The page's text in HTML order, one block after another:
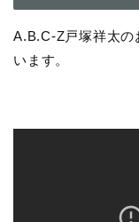
A.B.C-Z戸塚祥太の
います。